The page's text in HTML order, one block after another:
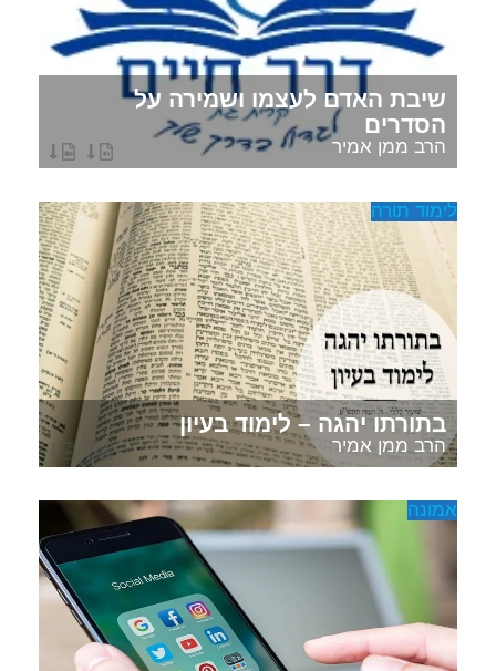
שיבת האדם לעצמו ושמירה על
הסדרים
הרב ממן אמיר
לימוד תורה
בתורתו יהגה – לימוד בעיון
הרב ממן אמיר
אמונה